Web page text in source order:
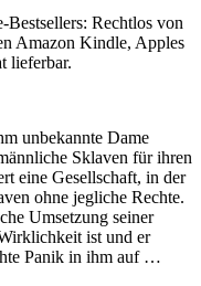
Rechtlos von
Amazon Kindle, Apples
lieferbar.
unbekannte Dame
Sklaven für ihren
eine Gesellschaft, in der
ohne jegliche Rechte.
Umsetzung seiner
ist und er
Panik in ihm auf …